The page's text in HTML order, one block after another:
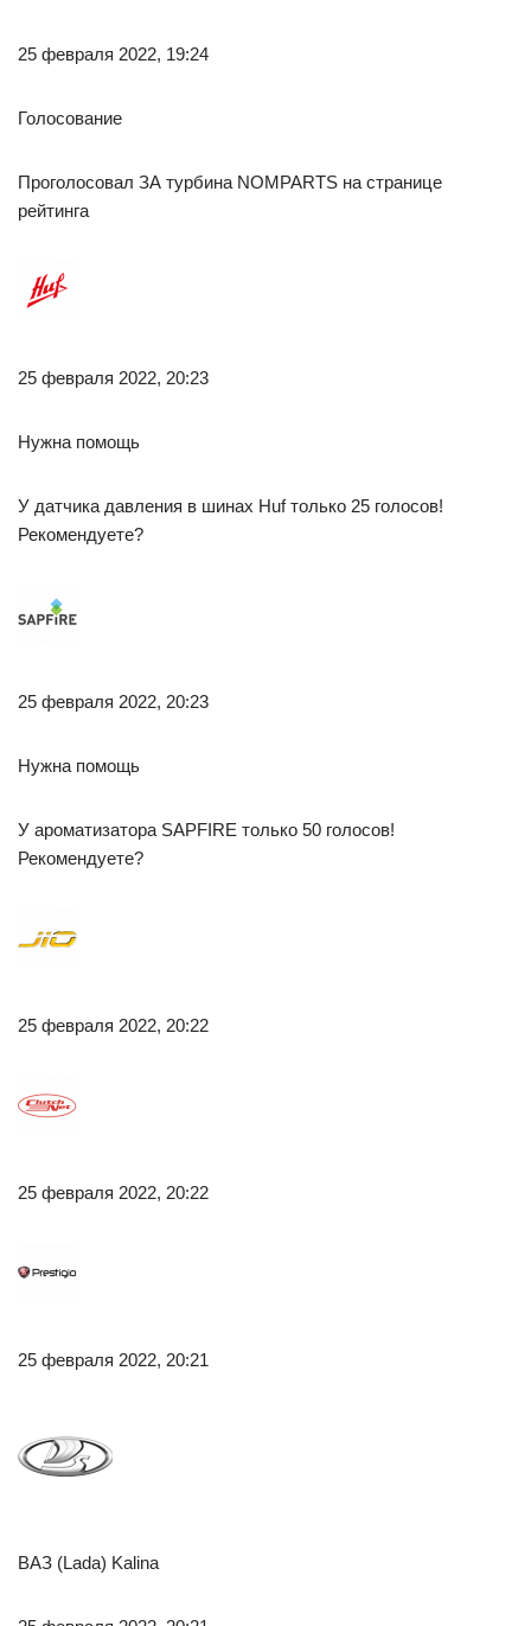
25 февраля 2022, 19:24
Голосование
Проголосовал ЗА турбина NOMPARTS на странице
рейтинга
25 февраля 2022, 20:23
Нужна помощь
У датчика давления в шинах Huf только 25 голосов!
Рекомендуете?
25 февраля 2022, 20:23
Нужна помощь
У ароматизатора SAPFIRE только 50 голосов!
Рекомендуете?
25 февраля 2022, 20:22
25 февраля 2022, 20:22
25 февраля 2022, 20:21
ВАЗ (Lada) Kalina